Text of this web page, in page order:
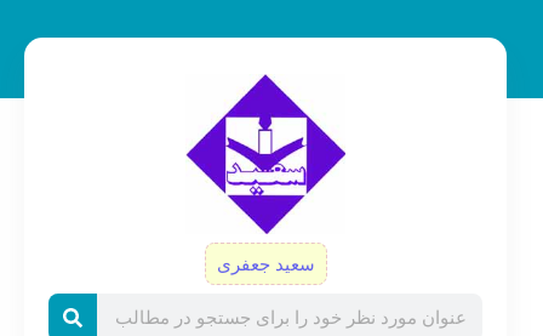
سعید جعفری